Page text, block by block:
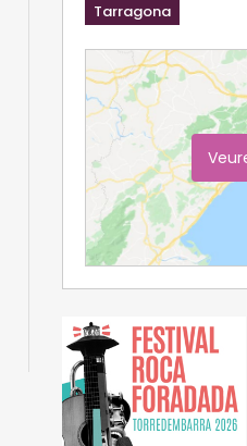
Tarragona